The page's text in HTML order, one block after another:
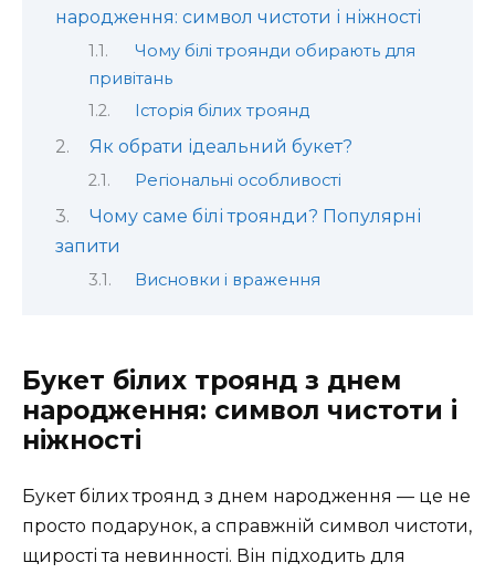
народження: символ чистоти і ніжності
Чому білі троянди обирають для
привітань
Історія білих троянд
Як обрати ідеальний букет?
Регіональні особливості
Чому саме білі троянди? Популярні
запити
Висновки і враження
Букет білих троянд з днем
народження: символ чистоти і
ніжності
Букет білих троянд з днем народження — це не
просто подарунок, а справжній символ чистоти,
щирості та невинності. Він підходить для